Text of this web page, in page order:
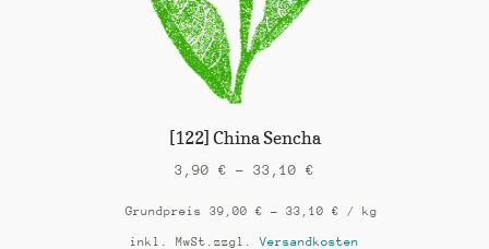
[122] China Sencha
3,90 € – 33,10 €
Grundpreis 39,00 € – 33,10 € / kg
inkl. MwSt. zzgl.Versandkosten